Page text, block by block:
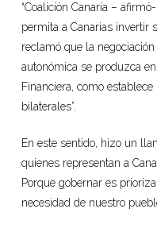
“Coalición Canaria –
permita a Canarias invertir
reclamó que la
autonómica se produzca
Financiera, como
bilaterales”.
En este sentido, hizo un
quienes representan a
Porque gobernar es
necesidad de nuestro